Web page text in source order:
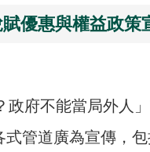
優惠與權益政策
府不能當局外人
管道廣為宣傳，